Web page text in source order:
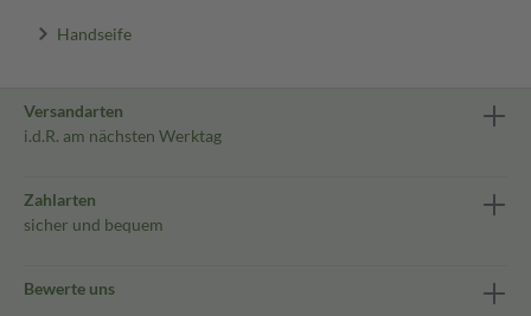
Handseife
Versandarten
i.d.R. am nächsten Werktag
Zahlarten
sicher und bequem
Bewerte uns